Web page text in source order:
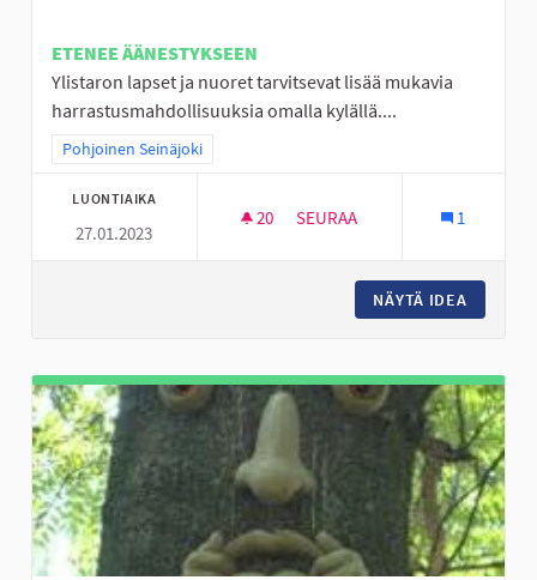
ETENEE ÄÄNESTYKSEEN
Ylistaron lapset ja nuoret tarvitsevat lisää mukavia
harrastusmahdollisuuksia omalla kylällä....
Rajaa tulokset teeman mukaan: Pohjoinen Seinäjoki
Pohjoinen Seinäjoki
LUONTIAIKA
27.01.2023
20 20 SEURAAJAA
SEURAA 1
NÄYTÄ IDEA